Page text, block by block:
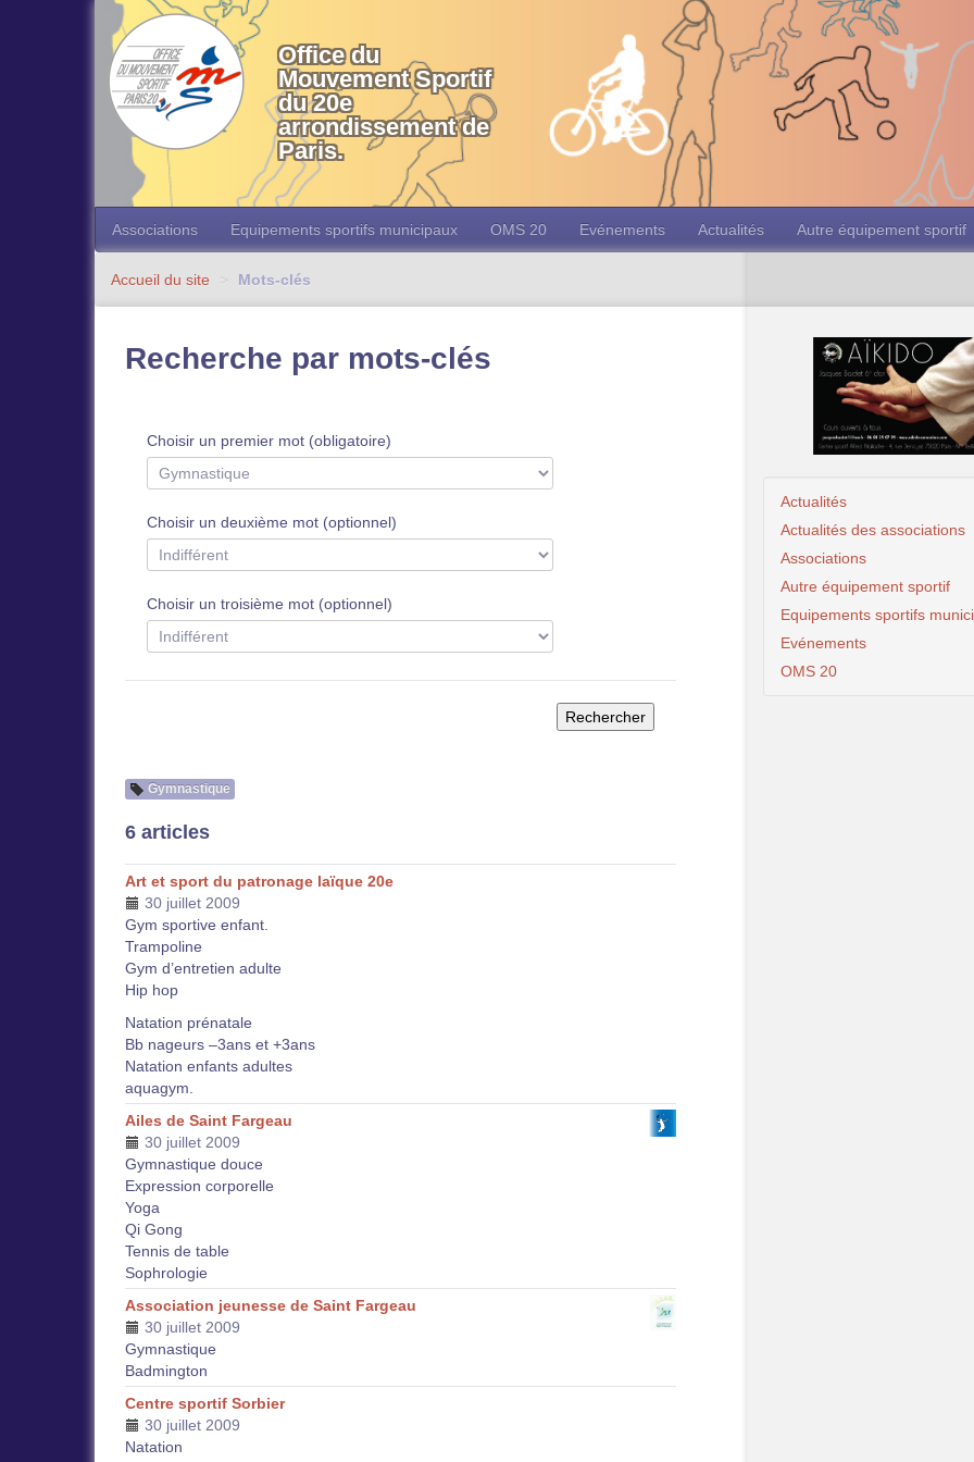
Office du
Mouvement Sportif
du 20e
arrondissement de
Paris.
Associations Equipements sportifs municipaux OMS 20 Evénements Actualités Autre équipement sportif
Accueil du site > Mots-clés
Recherche par mots-clés
Choisir un premier mot (obligatoire)
Choisir un deuxième mot (optionnel)
Choisir un troisième mot (optionnel)
Gymnastique
6 articles
Art et sport du patronage laïque 20e
30 juillet 2009
Gym sportive enfant.
Trampoline
Gym d’entretien adulte
Hip hop
Natation prénatale
Bb nageurs –3ans et +3ans
Natation enfants adultes
aquagym.
Ailes de Saint Fargeau
30 juillet 2009
Gymnastique douce
Expression corporelle
Yoga
Qi Gong
Tennis de table
Sophrologie
Association jeunesse de Saint Fargeau
30 juillet 2009
Gymnastique
Badmington
Centre sportif Sorbier
30 juillet 2009
Natation
Actualités
Actualités des associations
Associations
Autre équipement sportif
Equipements sportifs
Evénements
OMS 20